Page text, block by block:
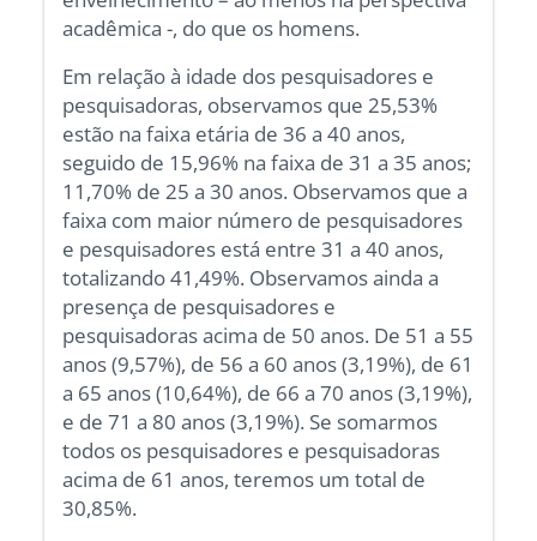
acadêmica -, do que os homens.
Em relação à idade dos pesquisadores e
pesquisadoras, observamos que 25,53%
estão na faixa etária de 36 a 40 anos,
seguido de 15,96% na faixa de 31 a 35 anos;
11,70% de 25 a 30 anos. Observamos que a
faixa com maior número de pesquisadores
e pesquisadores está entre 31 a 40 anos,
totalizando 41,49%. Observamos ainda a
presença de pesquisadores e
pesquisadoras acima de 50 anos. De 51 a 55
anos (9,57%), de 56 a 60 anos (3,19%), de 61
a 65 anos (10,64%), de 66 a 70 anos (3,19%),
e de 71 a 80 anos (3,19%). Se somarmos
todos os pesquisadores e pesquisadoras
acima de 61 anos, teremos um total de
30,85%.